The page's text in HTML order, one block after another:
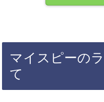
マイスピーの
て